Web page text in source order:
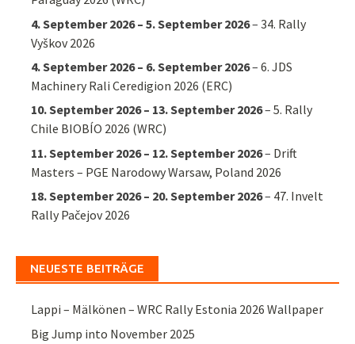
4. September 2026– 5. September 2026–34. Rally
Vyškov 2026
4. September 2026– 6. September 2026–6. JDS
Machinery Rali Ceredigion 2026 (ERC)
10. September 2026– 13. September 2026–5. Rally
Chile BIOBÍO 2026 (WRC)
11. September 2026– 12. September 2026– Drift
Masters – PGE Narodowy Warsaw, Poland 2026
18. September 2026– 20. September 2026– 47. Invelt
Rally Pačejov 2026
NEUESTE BEITRÄGE
Lappi – Mälkönen – WRC Rally Estonia 2026 Wallpaper
Big Jump into November 2025